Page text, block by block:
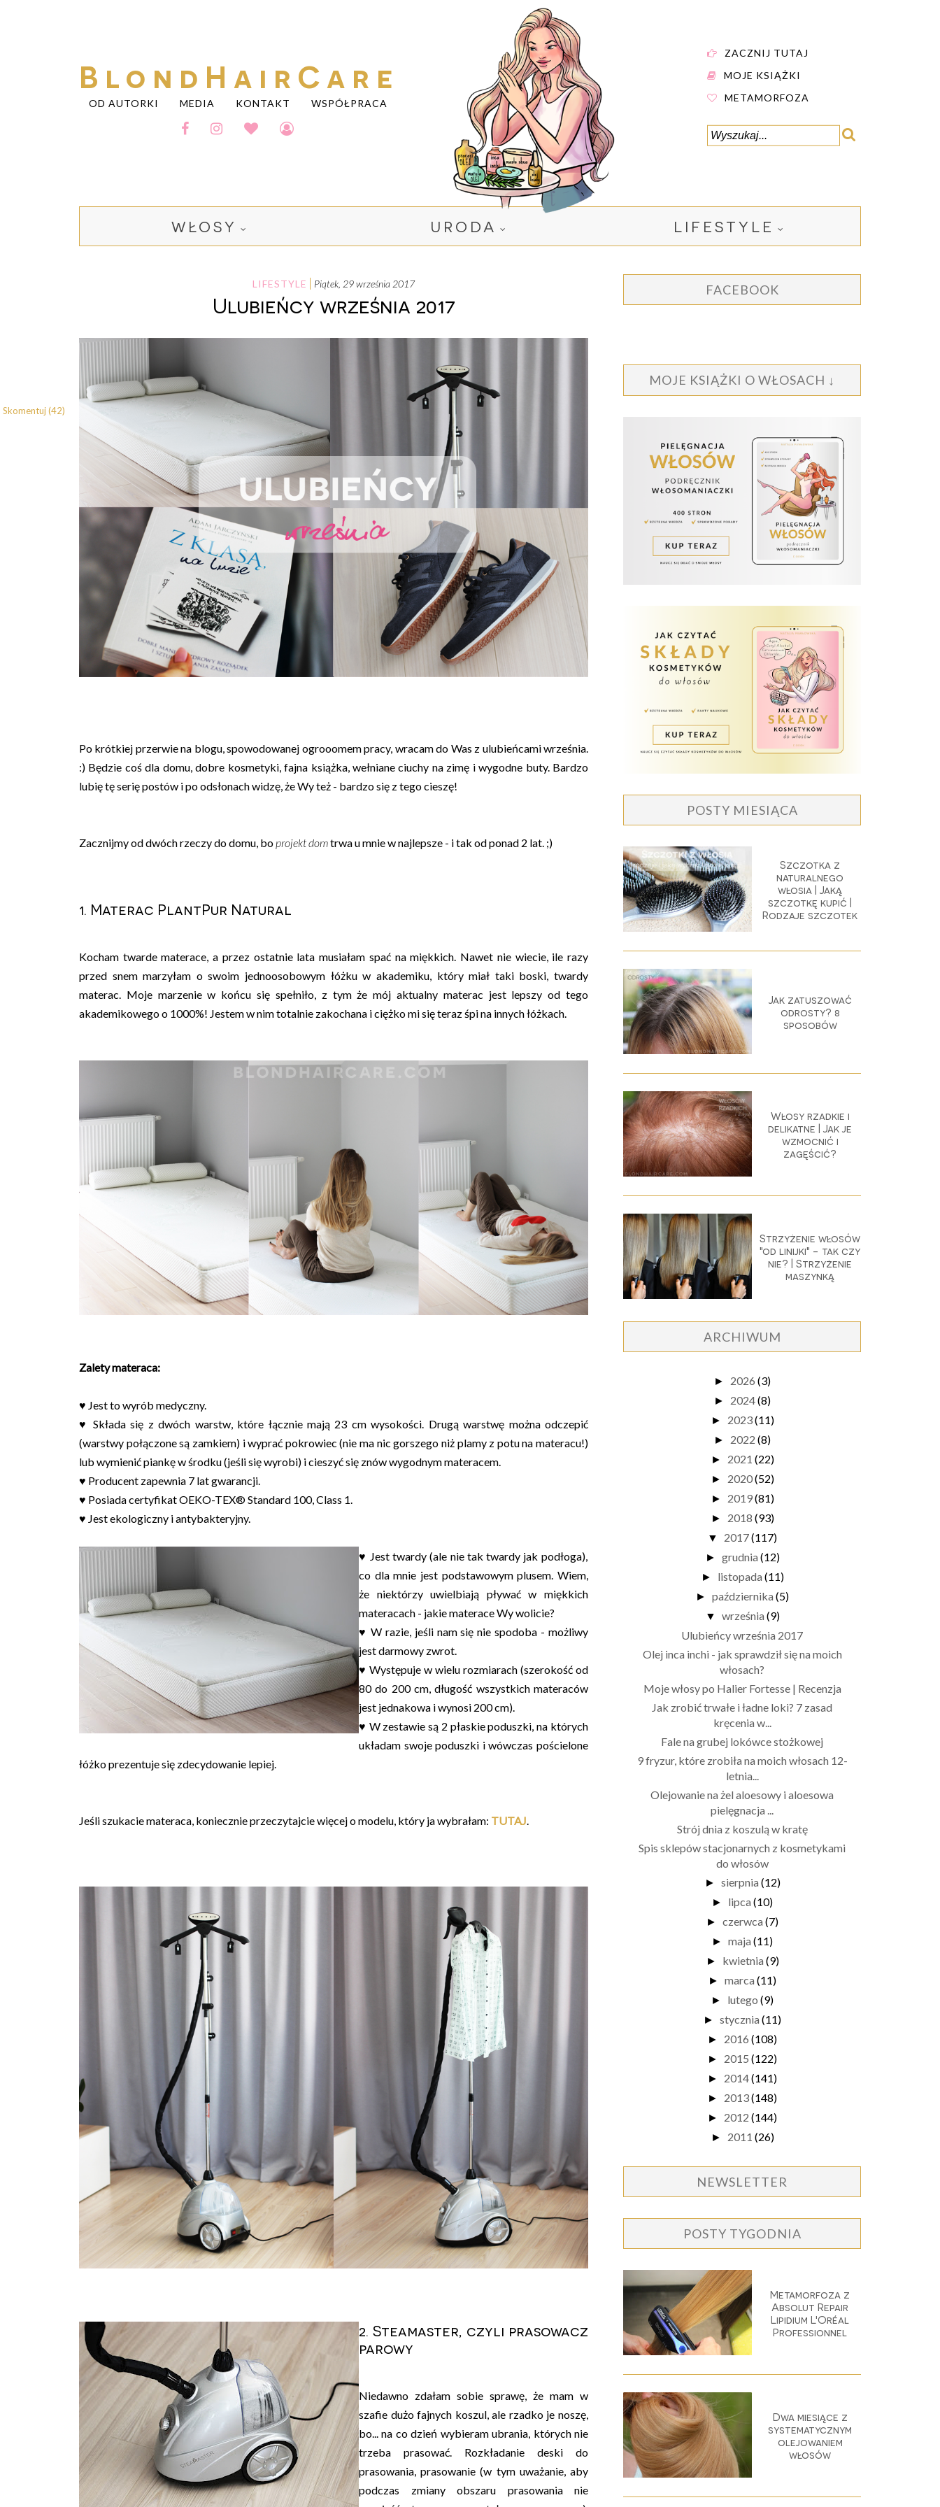
BlondHairCare
OD AUTORKI MEDIA KONTAKT WSPÓŁPRACA
ZACZNIJ TUTAJ
MOJE KSIĄŻKI
METAMORFOZA
WŁOSY URODA LIFESTYLE
LIFESTYLE piątek, 29 września 2017
Ulubieńcy września 2017
Po krótkiej przerwie na blogu, spowodowanej ogrooomem pracy, wracam do Was z ulubieńcami września.
:) Będzie coś dla domu, dobre kosmetyki, fajna książka, wełniane ciuchy na zimę i wygodne buty. Bardzo
lubię tę serię postów i po odsłonach widzę, że Wy też - bardzo się z tego cieszę!
Zacznijmy od dwóch rzeczy do domu, bo projekt domtrwa u mnie w najlepsze - i tak od ponad 2 lat. ;)
1. Materac PlantPur Natural
Kocham twarde materace, a przez ostatnie lata musiałam spać na miękkich. Nawet nie wiecie, ile razy
przed snem marzyłam o swoim jednoosobowym łóżku w akademiku, który miał taki boski, twardy
materac. Moje marzenie w końcu się spełniło, z tym że mój aktualny materac jest lepszy od tego
akademikowego o 1000%! Jestem w nim totalnie zakochana i ciężko mi się teraz śpi na innych łóżkach.
Zalety materaca:
♥ Jest to wyrób medyczny.
♥ Składa się z dwóch warstw, które łącznie mają 23 cm wysokości. Drugą warstwę można odczepić
(warstwy połączone są zamkiem) i wyprać pokrowiec (nie ma nic gorszego niż plamy z potu na materacu!)
lub wymienić piankę w środku (jeśli się wyrobi) i cieszyć się znów wygodnym materacem.
♥ Producent zapewnia 7 lat gwarancji.
♥ Posiada certyfikat OEKO-TEX® Standard 100, Class 1.
♥ Jest ekologiczny i antybakteryjny.
♥ Jest twardy (ale nie tak twardy jak podłoga),
co dla mnie jest podstawowym plusem. Wiem,
że niektórzy uwielbiają pływać w miękkich
materacach - jakie materace Wy wolicie?
♥ W razie, jeśli nam się nie spodoba - możliwy
jest darmowy zwrot.
♥ Występuje w wielu rozmiarach (szerokość od
80 do 200 cm, długość wszystkich materaców
jest jednakowa i wynosi 200 cm).
♥ W zestawie są 2 płaskie poduszki, na których
układam swoje poduszki i wówczas pościelone
łóżko prezentuje się zdecydowanie lepiej.
Jeśli szukacie materaca, koniecznie przeczytajcie więcej o modelu, który ja wybrałam: TUTAJ.
2. Steamaster, czyli prasowacz
parowy
Niedawno zdałam sobie sprawę, że mam w
szafie dużo fajnych koszul, ale rzadko je noszę,
bo... na co dzień wybieram ubrania, których nie
trzeba prasować. Rozkładanie deski do
prasowania, prasowanie (w tym uważanie, aby
podczas zmiany obszaru prasowania nie
Skomentuj (42)
FACEBOOK
MOJE KSIĄŻKI O WŁOSACH ↓
POSTY MIESIĄCA
Szczotka z
naturalnego
włosia | Jaką
szczotkę kupić |
Rodzaje szczotek
Jak zatuszować
odrosty? 8
sposobów
Włosy rzadkie i
delikatne | Jak je
wzmocnić i
zagęścić?
Strzyżenie włosów
"od linijki" - tak czy
nie? | Strzyżenie
maszynką
ARCHIWUM
► 2026 (3)
► 2024(8)
► 2023(11)
► 2022 (8)
► 2021 (22)
► 2020(52)
► 2019(81)
► 2018 (93)
▼ 2017(117)
► grudnia (12)
► listopada (11)
► października (5)
▼ września (9)
Ulubieńcy września 2017
Olej inca inchi - jak sprawdził się na moich
włosach?
Moje włosy po Halier Fortesse | Recenzja
Jak zrobić trwałe i ładne loki? 7 zasad
kręcenia w...
Fale na grubej lokówce stożkowej
9 fryzur, które zrobiła na moich włosach 12-
letnia...
Olejowanie na żel aloesowy i aloesowa
pielęgnacja ...
Strój dnia z koszulą w kratę
Spis sklepów stacjonarnych z kosmetykami
do włosów
► sierpnia (12)
► lipca (10)
► czerwca (7)
► maja (11)
► kwietnia (9)
► marca (11)
► lutego (9)
► stycznia (11)
► 2016 (108)
► 2015 (122)
► 2014(141)
► 2013(148)
► 2012 (144)
► 2011 (26)
NEWSLETTER
POSTY TYGODNIA
Metamorfoza z
Absolut Repair
Lipidium L'Oréal
Professionnel
Dwa miesiące z
systematycznym
olejowaniem
włosów